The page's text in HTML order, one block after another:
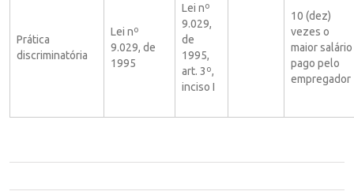
Prática
discriminatória
Lei nº
9.029, de
1995
Lei nº
9.029,
de
1995,
art. 3º,
inciso I
10 (dez)
vezes o
maior salário
pago pelo
empregador